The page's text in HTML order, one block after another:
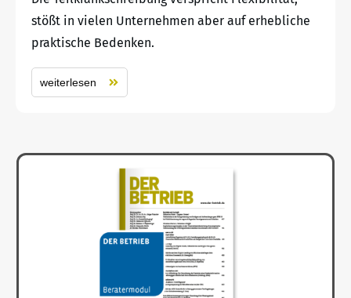
stößt in vielen Unternehmen aber auf erhebliche
praktische Bedenken.
weiterlesen